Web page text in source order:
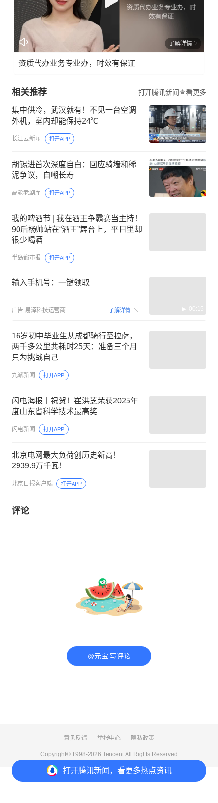
打开腾讯新闻，看更多热点资讯
了解详情
资质代办业务专业办，时效有保证
相关推荐 打开腾讯新闻查看更多
集中供冷，武汉就有！不见一台空调
外机，室内却能保持24℃
长江云新闻 打开APP
胡锡进首次深度自白：回应骑墙和稀
泥争议，自嘲长寿
高能老剧库 打开APP
我的啤酒节 | 我在酒王争霸赛当主持！
90后杨帅站在“酒王”舞台上，平日里却
很少喝酒
半岛都市报 打开APP
输入手机号：一键领取
广告 易泽科技运营商 了解详情 00:15
16岁初中毕业生从成都骑行至拉萨，
两千多公里共耗时25天：准备三个月
只为挑战自己
九派新闻 打开APP
闪电海报丨祝贺！崔洪芝荣获2025年
度山东省科学技术最高奖
闪电新闻 打开APP
北京电网最大负荷创历史新高！
2939.9万千瓦！
北京日报客户端 打开APP
评论
@元宝 写评论
意见反馈 举报中心 隐私政策
Copyright© 1998-2026 Tencent.All Rights Reserved